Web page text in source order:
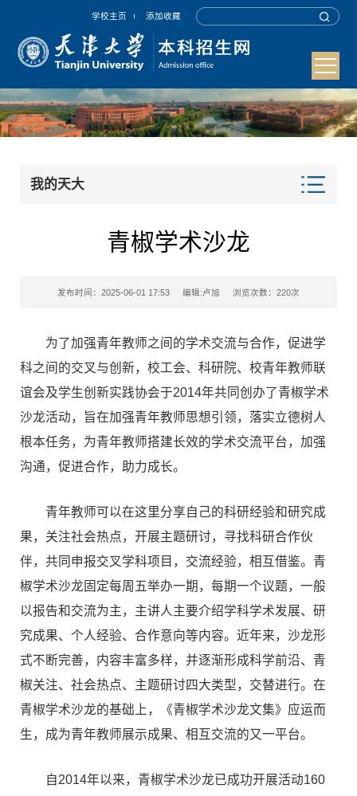
学校主页 添加收藏
我的天大
青椒学术沙龙
发布时间：2025-06-01 17:53 编辑:卢旭 浏览次数： 220次
为了加强青年教师之间的学术交流与合作，促进学
科之间的交叉与创新，校工会、科研院、校青年教师联
谊会及学生创新实践协会于2014年共同创办了青椒学术
沙龙活动，旨在加强青年教师思想引领，落实立德树人
根本任务，为青年教师搭建长效的学术交流平台，加强
沟通，促进合作，助力成长。
青年教师可以在这里分享自己的科研经验和研究成
果，关注社会热点，开展主题研讨，寻找科研合作伙
伴，共同申报交叉学科项目，交流经验，相互借鉴。青
椒学术沙龙固定每周五举办一期，每期一个议题，一般
以报告和交流为主，主讲人主要介绍学科学术发展、研
究成果、个人经验、合作意向等内容。近年来，沙龙形
式不断完善，内容丰富多样，并逐渐形成科学前沿、青
椒关注、社会热点、主题研讨四大类型，交替进行。在
青椒学术沙龙的基础上，《青椒学术沙龙文集》应运而
生，成为青年教师展示成果、相互交流的又一平台。
自2014年以来，青椒学术沙龙已成功开展活动160